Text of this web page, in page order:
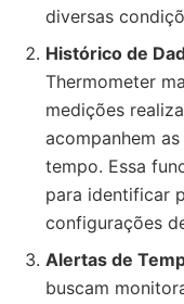
diversas
Histórico de
Thermometer
medições
acompanhem
tempo. Essa
para identificar
configurações
Alertas de
buscam